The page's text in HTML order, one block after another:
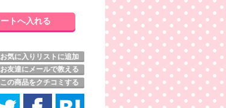
お気に入りリストに追加
お友達にメールで教える
この商品をクチコミする